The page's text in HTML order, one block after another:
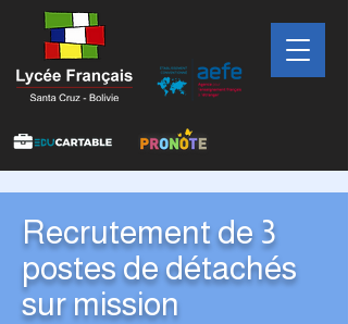
Recrutement de 3
postes de détachés
sur mission